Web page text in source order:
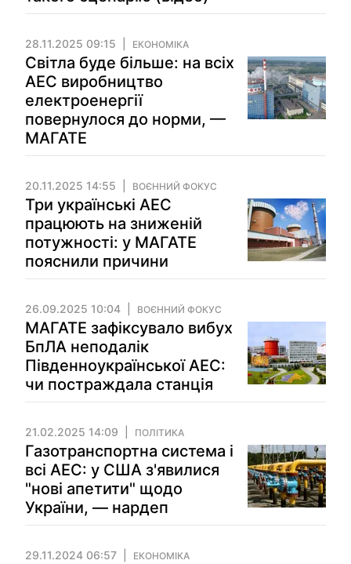
28.11.2025 09:15 ЕКОНОМІКА
Світла буде більше: на всіх
АЕС виробництво
електроенергії
повернулося до норми, —
МАГАТЕ
20.11.2025 14:55 ВОЄННИЙ ФОКУС
Три українські АЕС
працюють на зниженій
потужності: у МАГАТЕ
пояснили причини
26.09.2025 10:04 ВОЄННИЙ ФОКУС
МАГАТЕ зафіксувало вибух
БпЛА неподалік
Південноукраїнської АЕС:
чи постраждала станція
21.02.2025 14:09 ПОЛІТИКА
Газотранспортна система і
всі АЕС: у США з'явилися
"нові апетити" щодо
України, — нардеп
29.11.2024 06:57 ЕКОНОМІКА